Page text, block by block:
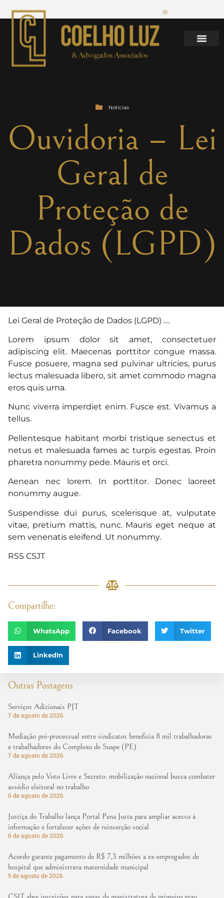
Notícias
Ouvidoria – Lei
Geral de
Proteção de
Dados (LGPD)
Outras Postagens
Serviços Adicionais PJT
7 de agosto de 2026
Mediação pré-processual entre sindicatos beneficia 8 mil trabalhadoras
e trabalhadores do Complexo de Suape (PE)
7 de agosto de 2026
Aliança pelo Voto Livre e Secreto: mobilização nacional busca combater
assédio eleitoral no trabalho
6 de agosto de 2026
Justiça do Trabalho lança Portal Pena Justa para ampliar acesso à
informação e fortalecer ações de reinserção social
6 de agosto de 2026
Acordo garante pagamento de R$ 7,3 milhões a ex-empregados de
hospital que administrava maternidade municipal
5 de agosto de 2026
Lei Geral de Proteção de Dados (LGPD) ….
Lorem ipsum dolor sit amet, consectetuer
adipiscing elit. Maecenas porttitor congue massa.
Fusce posuere, magna sed pulvinar ultricies, purus
lectus malesuada libero, sit amet commodo magna
eros quis urna.
Nunc viverra imperdiet enim. Fusce est. Vivamus a
tellus.
Pellentesque habitant morbi tristique senectus et
netus et malesuada fames ac turpis egestas. Proin
pharetra nonummy pede. Mauris et orci.
Aenean nec lorem. In porttitor. Donec laoreet
nonummy augue.
Suspendisse dui purus, scelerisque at, vulputate
vitae, pretium mattis, nunc. Mauris eget neque at
sem venenatis eleifend. Ut nonummy.
RSS CSJT
Compartilhe:
WhatsApp Facebook Twitter
LinkedIn